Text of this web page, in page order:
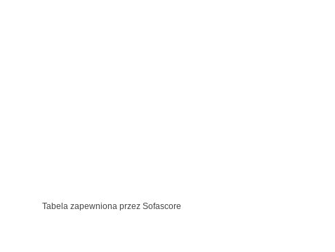
Tabela zapewniona przez Sofascore